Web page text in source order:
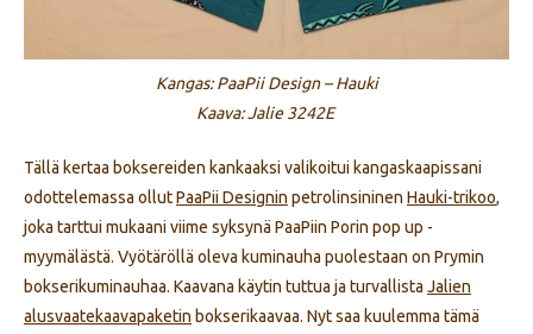
Kangas: PaaPii Design – Hauki
Kaava: Jalie 3242E
Tällä kertaa boksereiden kankaaksi valikoitui kangaskaapissani
odottelemassa ollutPaaPii Designin petrolinsininen Hauki-trikoo,
joka tarttui mukaani viime syksynä PaaPiin Porin pop up -
myymälästä. Vyötäröllä oleva kuminauha puolestaan on Prymin
bokserikuminauhaa. Kaavana käytin tuttua ja turvallista Jalien
alusvaatekaavapaketin bokserikaavaa. Nyt saa kuulemma tämä